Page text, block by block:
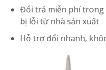
Đổi trả miễn phí trong
bị lỗi từ nhà sản xuất
Hỗ trợ đổi nhanh,